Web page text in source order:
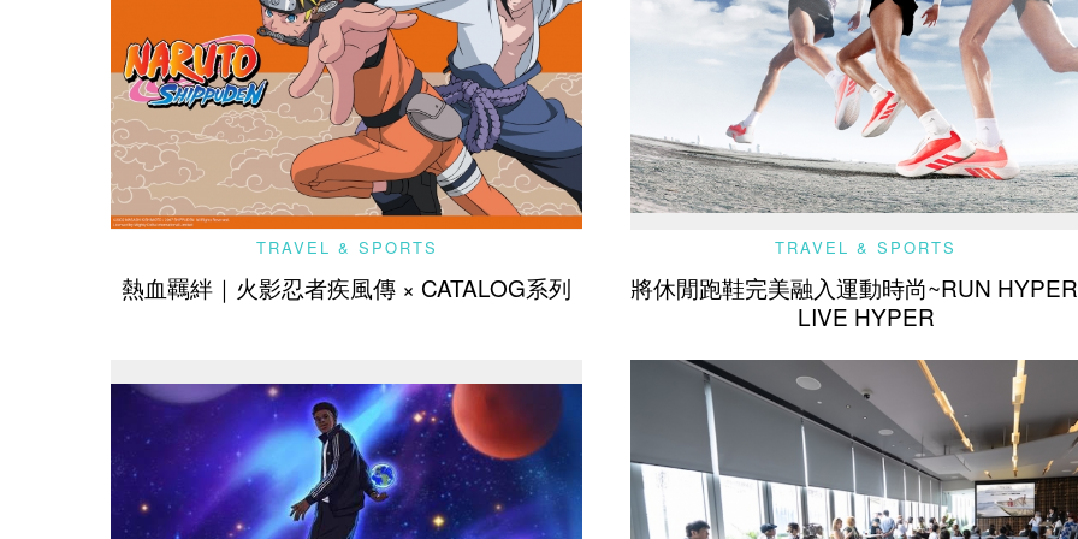
TRAVEL & SPORTS
熱血羈絆｜火影忍者疾風傳 × CATALOG系列
TRAVEL & SPORTS
將休閒跑鞋完美融入運動時尚~RUN
LIVE HYPER